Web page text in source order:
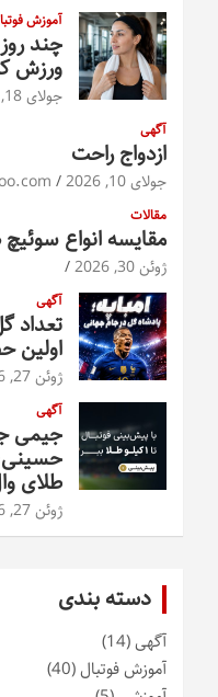
آموزش
چند
ورزش
جولای 18, 2026
آگهی
ازدواج راحت
جولای 10, 2026
مقالات
مقایسه انواع سوئیچ
ژوئن 30, 2026
آگهی
تعداد
اولین
ژوئن 27, 2026
آگهی
جیمی
طلای
ژوئن 27, 2026
دسته بندی
آگهی(14)
آموزش فوتبال(40)